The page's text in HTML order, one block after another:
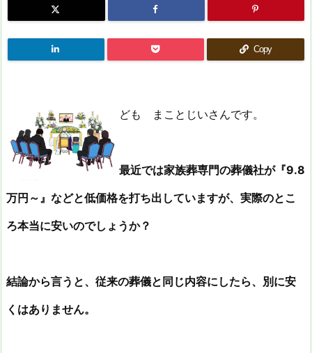
Copy
ども まことじいさんです。
最近では家族葬専門の葬儀社が『9.8
万円～』などと低価格を打ち出していますが、実際のとこ
ろ本当に安いのでしょうか？
結論から言うと、従来の葬儀と同じ内容にしたら、別に安
くはありません。